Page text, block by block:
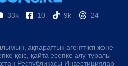
33k 10 9k 24
ақпараттық агенттікті және
қою, қайта есепке алу туралы
Республикасы Инвестициялар